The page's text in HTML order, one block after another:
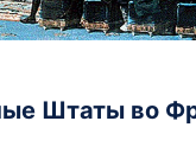
Штаты во